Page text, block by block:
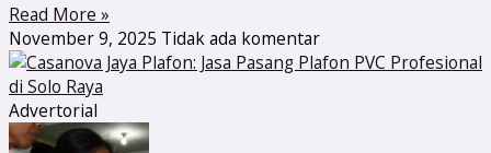
Read More »
November 9, 2025 Tidak ada komentar
Advertorial